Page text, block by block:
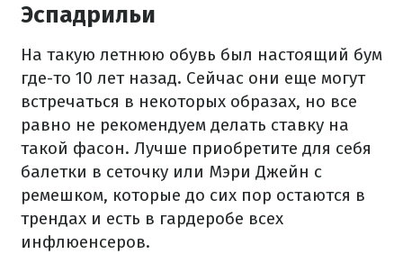
Эспадрильи
На такую летнюю обувь был настоящий бум
где-то 10 лет назад. Сейчас они еще могут
встречаться в некоторых образах, но все
равно не рекомендуем делать ставку на
такой фасон. Лучше приобретите для себя
балетки в сеточку или Мэри Джейн с
ремешком, которые до сих пор остаются в
трендах и есть в гардеробе всех
инфлюенсеров.